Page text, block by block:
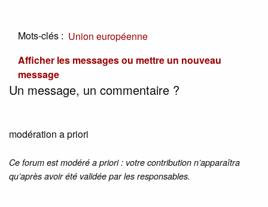
Mots-clés : Union européenne
Afficher les messages ou mettre un nouveau
message
Un message, un commentaire ?
modération a priori
Ce forum est modéré a priori : votre contribution n’apparaîtra
qu’après avoir été validée par les responsables.